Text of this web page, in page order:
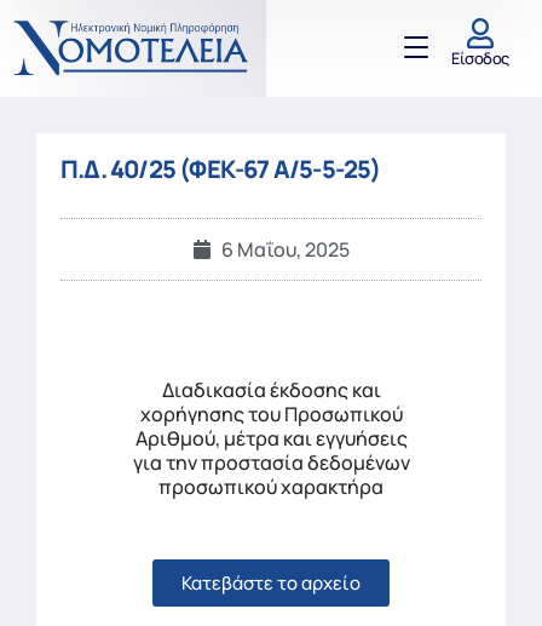
Είσοδος
Π.Δ. 40/25 (ΦΕΚ-67 Α/5-5-25)
6 Μαΐου, 2025
Διαδικασία έκδοσης και
χορήγησης του Προσωπικού
Αριθμού, μέτρα και εγγυήσεις
για την προστασία δεδομένων
προσωπικού χαρακτήρα
Κατεβάστε το αρχείο